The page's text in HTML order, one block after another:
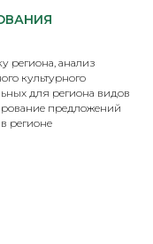
региона, анализ
культурного
для региона видов
предложений
регионе